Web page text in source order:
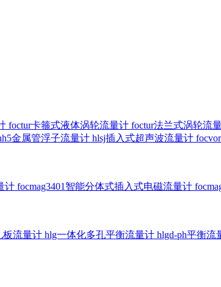
foctur卡箍式液体涡轮流量计 foctur法兰式涡轮流
金属管浮子流量计 hlsj插入式超声波流量计
计 focmag3401智能分体式插入式电磁流量计
板流量计 hlg一体化多孔平衡流量计 hlgd-ph平衡流